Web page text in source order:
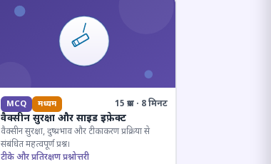
MCQ मध्यम 15 प्रश्न · 8 मिनट
वैक्सीन सुरक्षा और साइड इफ़ेक्ट
वैक्सीन सुरक्षा, दुष्प्रभाव और टीकाकरण प्रक्रिया से
संबंधित महत्वपूर्ण प्रश्न।
टीके और प्रतिरक्षण प्रश्नोत्तरी